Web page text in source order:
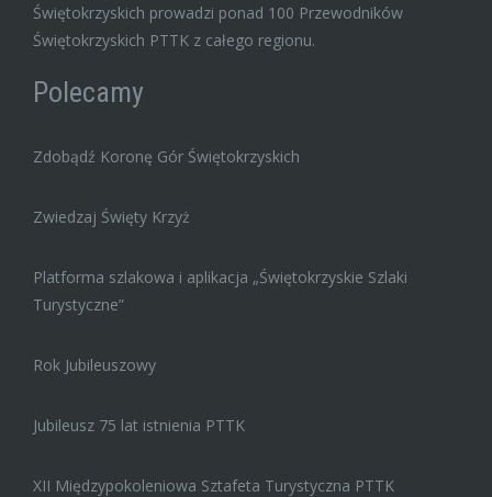
Świętokrzyskich prowadzi ponad 100 Przewodników
Świętokrzyskich PTTK z całego regionu.
Polecamy
Zdobądź Koronę Gór Świętokrzyskich
Zwiedzaj Święty Krzyż
Platforma szlakowa i aplikacja „Świętokrzyskie Szlaki
Turystyczne”
Rok Jubileuszowy
Jubileusz 75 lat istnienia PTTK
XII Międzypokoleniowa Sztafeta Turystyczna PTTK